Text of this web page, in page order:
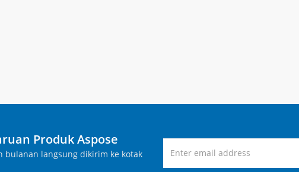
Produk Aspose
bulanan langsung dikirim ke kotak